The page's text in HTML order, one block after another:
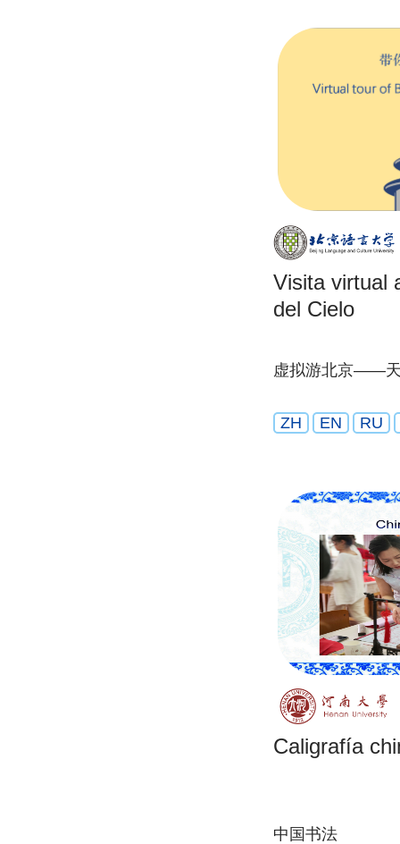
Visita virtual
del Cielo
虚拟游北京——
ZH EN RU
Caligrafía
中国书法